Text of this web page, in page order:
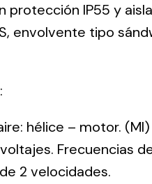
protección IP55 y
envolvente tipo
hélice – motor. (MI)
Frecuencias
2 velocidades.